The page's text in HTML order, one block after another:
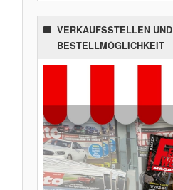
VERKAUFSSTELLEN UND
BESTELLMÖGLICHKEIT